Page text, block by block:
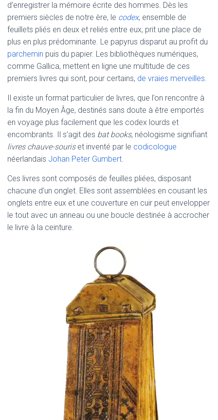
d’enregistrer la mémoire écrite des hommes. Dès les
premiers siècles de notre ère, le codex, ensemble de
feuillets pliés en deux et reliés entre eux, prit une place de
plus en plus prédominante. Le papyrus disparut au profit du
parchemin puis du papier. Les bibliothèques numériques,
comme Gallica, mettent en ligne une multitude de ces
premiers livres qui sont, pour certains, de vraies merveilles.
Il existe un format particulier de livres, que l’on rencontre à
la fin du Moyen Âge, destinés sans doute à être emportés
en voyage plus facilement que les codex lourds et
encombrants. Il s’agit des bat books, néologisme signifiant
livres chauve-souriset inventé par le codicologue
néerlandais Johan Peter Gumbert.
Ces livres sont composés de feuilles pliées, disposant
chacune d’un onglet. Elles sont assemblées en cousant les
onglets entre eux et une couverture en cuir peut envelopper
le tout avec un anneau ou une boucle destinée à accrocher
le livre à la ceinture.